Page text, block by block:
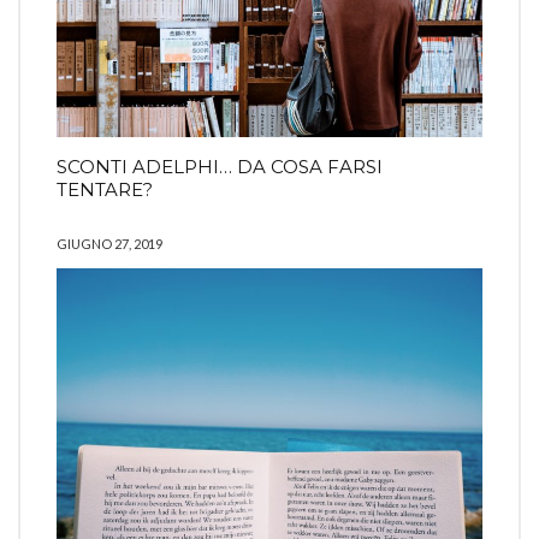
SCONTI ADELPHI… DA COSA FARSI
TENTARE?
GIUGNO 27, 2019